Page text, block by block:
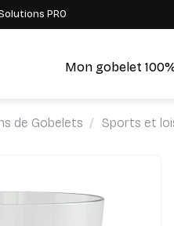
PRO
Mon gobelet
de Gobelets Sports et